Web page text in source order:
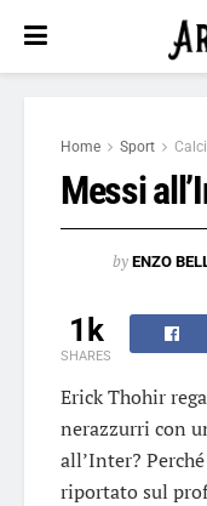
Home Sport
Messi
by ENZO
1k
SHARES
Erick Thohir
nerazzurri con
all’Inter?
riportato sul